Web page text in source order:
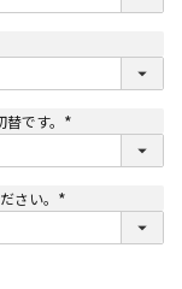
須
です。
(
須
さい。
(
須